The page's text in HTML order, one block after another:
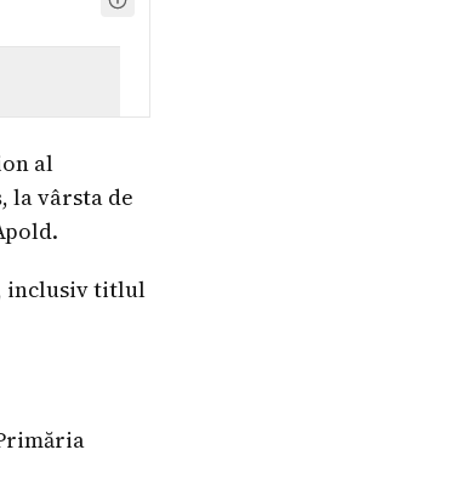
al
la vârsta de
inclusiv titlul